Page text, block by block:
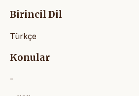
Birincil Dil
Türkçe
Konular
-